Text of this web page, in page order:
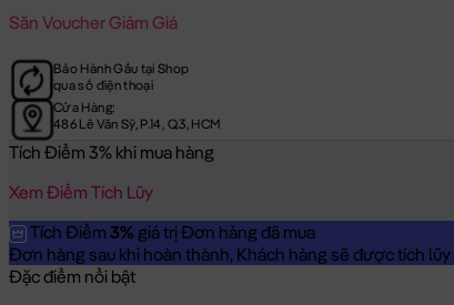
Săn Voucher Giảm Giá
Bảo Hành Gấu tại Shop
qua số điện thoại
Cửa Hàng:
486 Lê Văn Sỹ, P.14, Q.3, HCM
Tích Điểm 3% khi mua hàng
Xem Điểm Tích Lũy
Tích Điểm 3% giá trị Đơn hàng đã mua
Đơn hàng sau khi hoàn thành, Khách hàng sẽ được tích
Đặc điểm nổi bật